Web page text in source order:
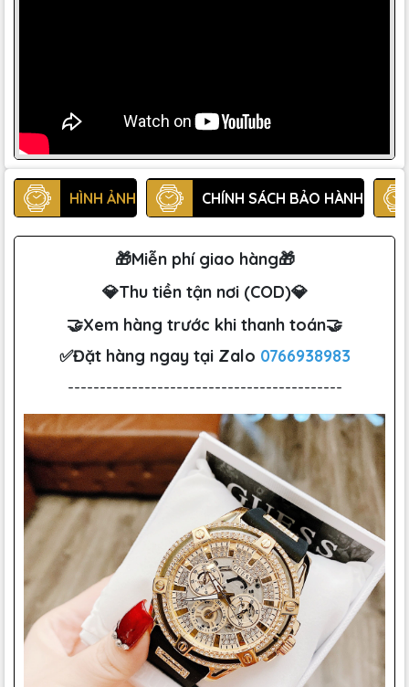
HÌNH ẢNH CHÍNH SÁCH BẢO HÀNH
🎁Miễn phí giao hàng🎁
💎Thu tiền tận nơi (COD)💎
🤝Xem hàng trước khi thanh toán🤝
✅Đặt hàng ngay tại Zalo 0766938983
-------------------------------------------